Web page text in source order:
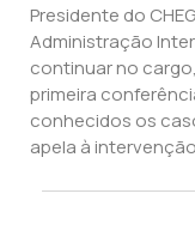
Presidente do
Administração
continuar no
primeira
conhecidos os
apela à